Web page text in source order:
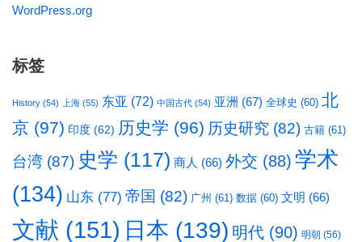
WordPress.org
标签
History (54) 上海 (55) 东亚 (72) 中国古代 (54) 亚洲 (67) 全球史 (60) 北
京 (97) 印度 (62) 历史学 (96) 历史研究 (82) 古籍 (61)
台湾 (87) 史学 (117) 商人 (66) 外交 (88) 学术
(134) 山东 (77) 帝国 (82) 广州 (61) 数据 (60) 文明 (66)
文献 (151) 日本 (139) 明代 (90) 明朝 (56)